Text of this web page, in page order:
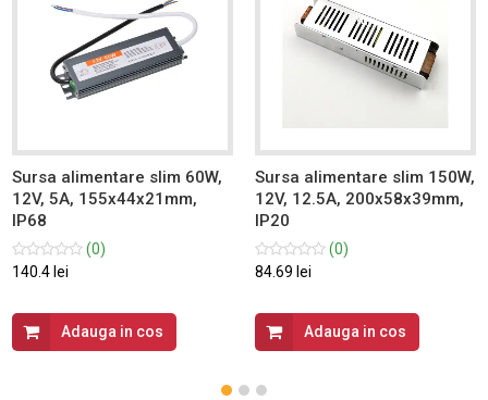
Sursa alimentare slim 60W,
12V, 5A, 155x44x21mm,
IP68
(0)
140.4 lei
Adauga in cos
Sursa alimentare slim 150W,
12V, 12.5A, 200x58x39mm,
IP20
(0)
84.69 lei
Adauga in cos